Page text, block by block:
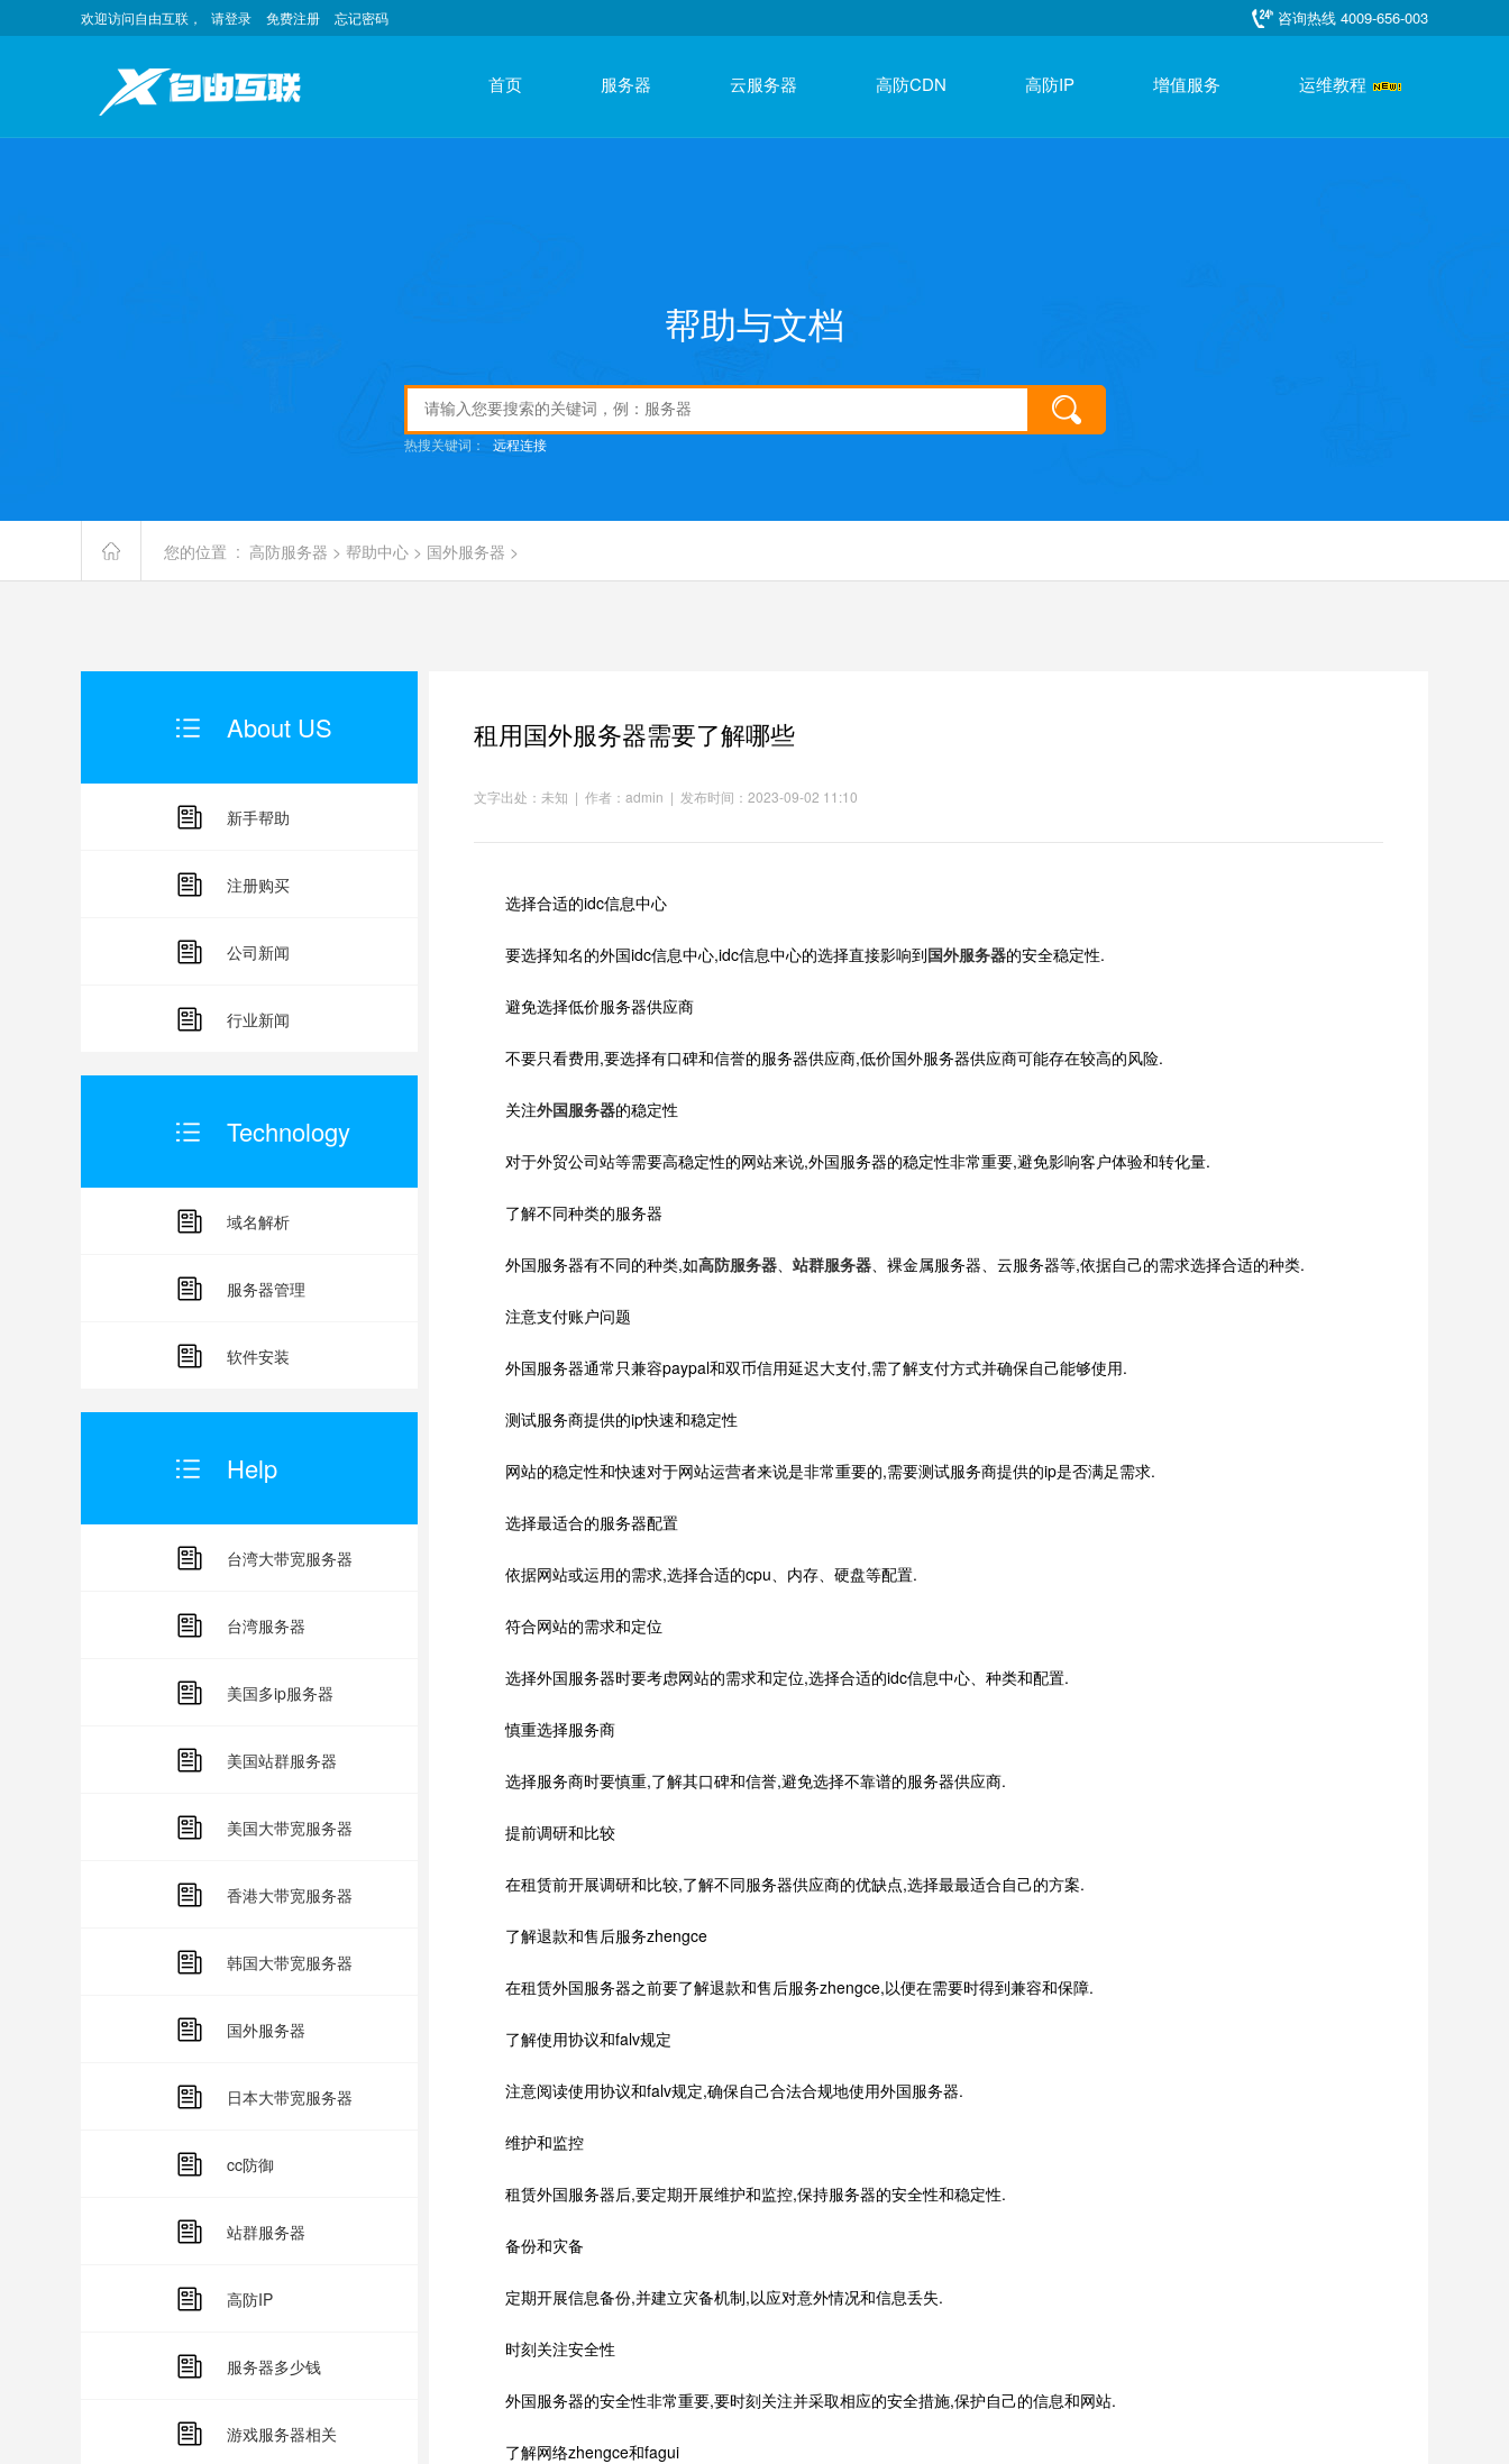
欢迎访问自由互联， 请登录 免费注册 忘记密码 咨询热线 4009-656-003
首页 服务器 云服务器 高防CDN 高防IP 增值服务 运维教程
帮助与文档
热搜关键词： 远程连接
您的位置 : 高防服务器 > 帮助中心 > 国外服务器 >
About US
新手帮助
注册购买
公司新闻
行业新闻
Technology
域名解析
服务器管理
软件安装
Help
台湾大带宽服务器
台湾服务器
美国多ip服务器
美国站群服务器
美国大带宽服务器
香港大带宽服务器
韩国大带宽服务器
国外服务器
日本大带宽服务器
cc防御
站群服务器
高防IP
服务器多少钱
游戏服务器相关
租用国外服务器需要了解哪些
文字出处：未知 | 作者：admin | 发布时间：2023-09-02 11:10
选择合适的idc信息中心
要选择知名的外国idc信息中心,idc信息中心的选择直接影响到国外服务器的安全稳定性.
避免选择低价服务器供应商
不要只看费用,要选择有口碑和信誉的服务器供应商,低价国外服务器供应商可能存在较高的风险.
关注外国服务器的稳定性
对于外贸公司站等需要高稳定性的网站来说,外国服务器的稳定性非常重要,避免影响客户体验和转化量.
了解不同种类的服务器
外国服务器有不同的种类,如高防服务器、 站群服务器、裸金属服务器、云服务器等,依据自己的需求选择合适的种类.
注意支付账户问题
外国服务器通常只兼容paypal和双币信用延迟大支付,需了解支付方式并确保自己能够使用.
测试服务商提供的ip快速和稳定性
网站的稳定性和快速对于网站运营者来说是非常重要的,需要测试服务商提供的ip是否满足需求.
选择最适合的服务器配置
依据网站或运用的需求,选择合适的cpu、内存、硬盘等配置.
符合网站的需求和定位
选择外国服务器时要考虑网站的需求和定位,选择合适的idc信息中心、种类和配置.
慎重选择服务商
选择服务商时要慎重,了解其口碑和信誉,避免选择不靠谱的服务器供应商.
提前调研和比较
在租赁前开展调研和比较,了解不同服务器供应商的优缺点,选择最最适合自己的方案.
了解退款和售后服务zhengce
在租赁外国服务器之前要了解退款和售后服务zhengce,以便在需要时得到兼容和保障.
了解使用协议和falv规定
注意阅读使用协议和falv规定,确保自己合法合规地使用外国服务器.
维护和监控
租赁外国服务器后,要定期开展维护和监控,保持服务器的安全性和稳定性.
备份和灾备
定期开展信息备份,并建立灾备机制,以应对意外情况和信息丢失.
时刻关注安全性
外国服务器的安全性非常重要,要时刻关注并采取相应的安全措施,保护自己的信息和网站.
了解网络zhengce和fagui